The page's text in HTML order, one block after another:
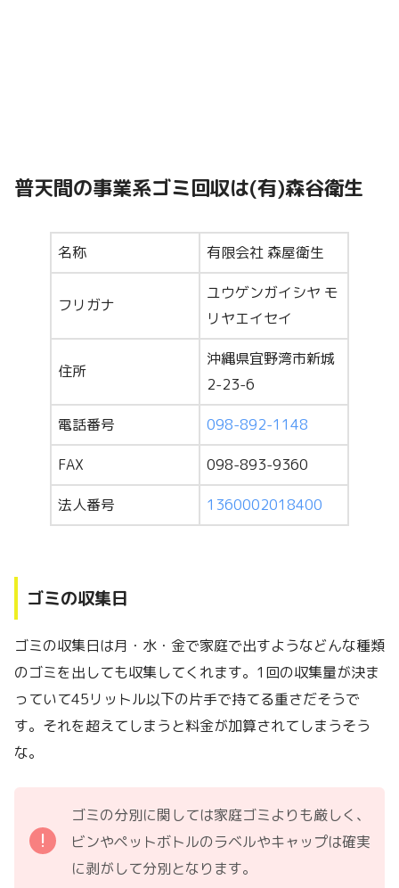
普天間の事業系ゴミ回収は(有)森谷衛生
名称 有限会社 森屋衛生
フリガナ
ユウゲンガイシヤ モ
リヤエイセイ
住所
沖縄県宜野湾市新城
2-23-6
電話番号 098-892-1148
FAX 098-893-9360
法人番号 1360002018400
ゴミの収集日
ゴミの収集日は月・水・金で家庭で出すようなどんな種類
のゴミを出しても収集してくれます。1回の収集量が決ま
っていて45リットル以下の片手で持てる重さだそうで
す。それを超えてしまうと料金が加算されてしまうそう
な。
ゴミの分別に関しては家庭ゴミよりも厳しく、
ビンやペットボトルのラベルやキャップは確実
に剥がして分別となります。